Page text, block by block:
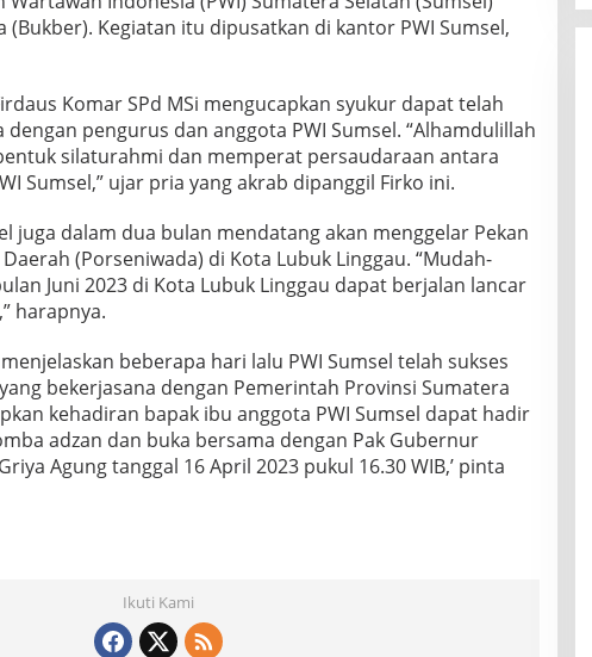
(Bukber). Kegiatan itu dipusatkan di kantor PWI Sumsel,
Komar SPd MSi mengucapkan syukur dapat telah
pengurus dan anggota PWI Sumsel. “Alhamdulillah
silaturahmi dan memperat persaudaraan antara
Sumsel,” ujar pria yang akrab dipanggil Firko ini.
juga dalam dua bulan mendatang akan menggelar Pekan
(Porseniwada) di Kota Lubuk Linggau. “Mudah-
Juni 2023 di Kota Lubuk Linggau dapat berjalan lancar
harapnya.
beberapa hari lalu PWI Sumsel telah sukses
bekerjasana dengan Pemerintah Provinsi Sumatera
kehadiran bapak ibu anggota PWI Sumsel dapat hadir
adzan dan buka bersama dengan Pak Gubernur
Agung tanggal 16 April 2023 pukul 16.30 WIB,’ pinta
Ikuti Kami